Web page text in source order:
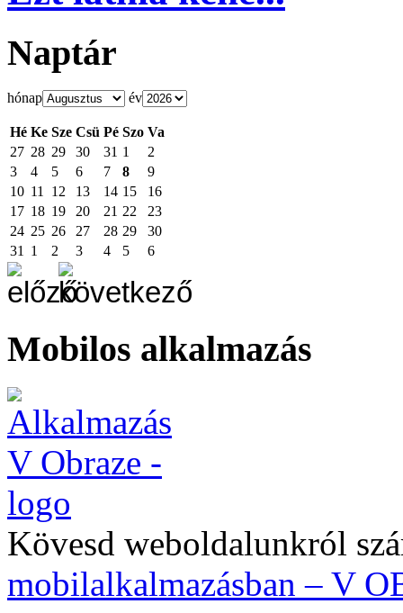
Naptár
hónap év
Hé Ke Sze Csü Pé Szo Va
27 28 29 30 31 1
2
3
4 5 6 7 8
9
10 11 12 13 14 15
16
17 18 19 20 21 22
23
24 25 26 27 28 29
30
31
1 2 3 4 5 6
Mobilos alkalmazás
Kövesd weboldalunkról
mobilalkalmazásban – V